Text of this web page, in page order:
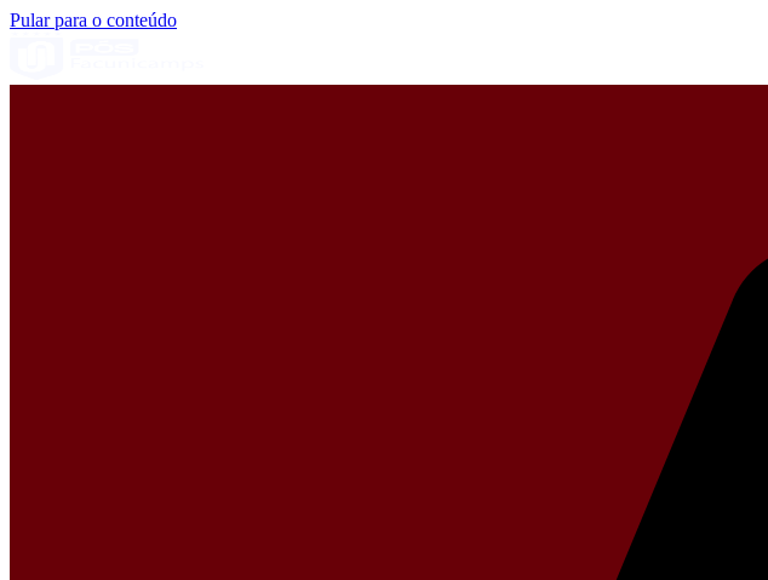
Pular para o conteúdo